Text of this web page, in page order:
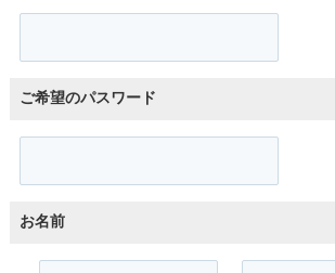
ご希望のパスワード
お名前